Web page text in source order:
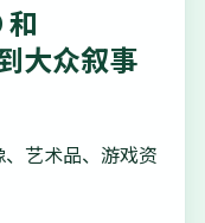
大众叙事
艺术品、游戏资